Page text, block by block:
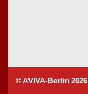
© AVIVA-Berlin 2026